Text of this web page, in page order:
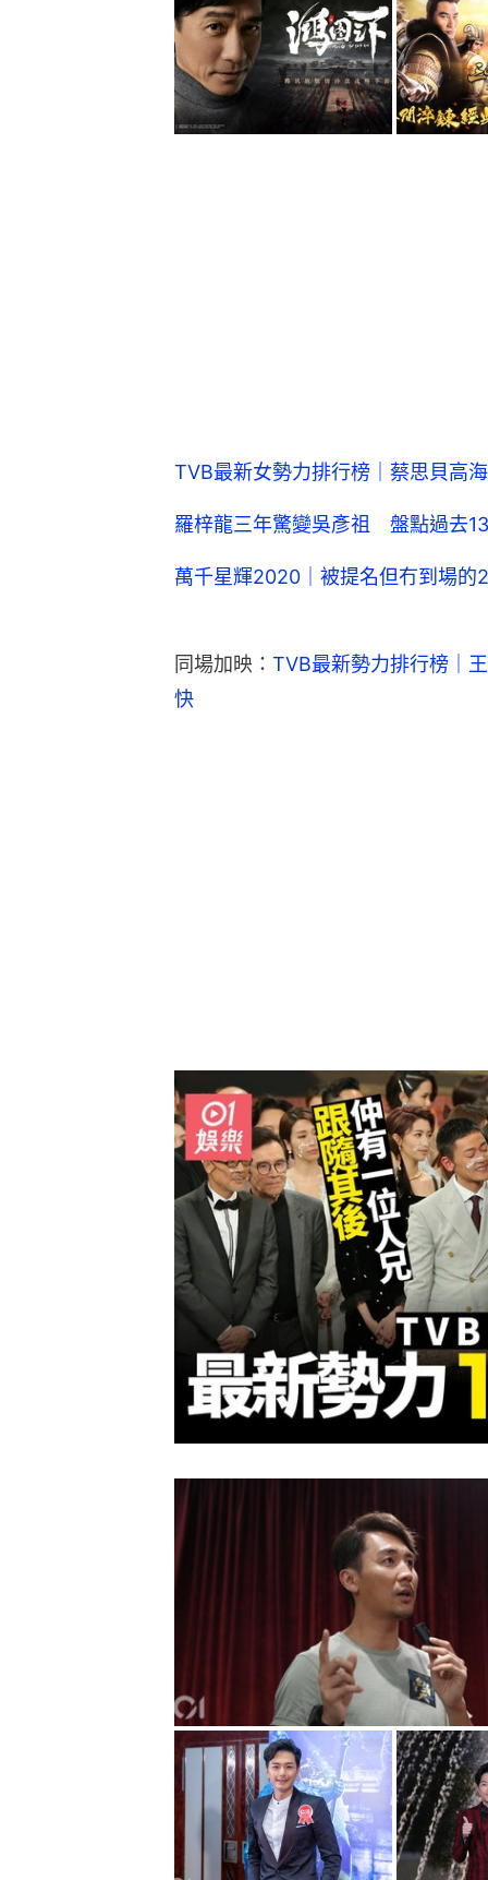
TVB最新女勢力排行榜｜蔡思貝高
羅梓龍三年驚變吳彥祖 盤點過去
萬千星輝2020｜被提名但冇到場
同場加映： TVB最新勢力排行榜｜
快